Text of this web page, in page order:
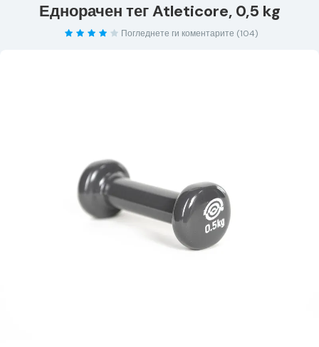
Еднорачен тег Atleticore, 0,5 kg
Погледнете ги коментарите (104)